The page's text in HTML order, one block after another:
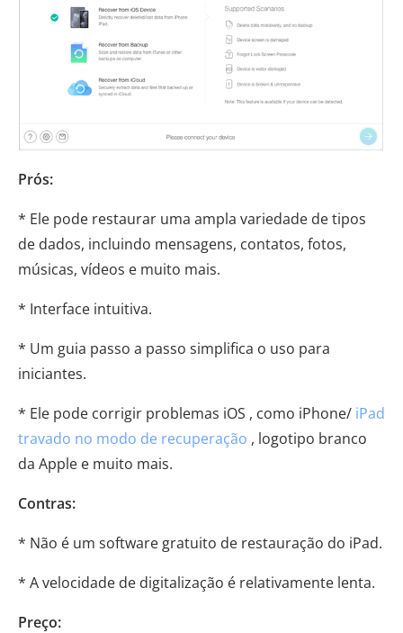
Prós:
* Ele pode restaurar uma ampla variedade de tipos
de dados, incluindo mensagens, contatos, fotos,
músicas, vídeos e muito mais.
* Interface intuitiva.
* Um guia passo a passo simplifica o uso para
iniciantes.
* Ele pode corrigir problemas iOS , como iPhone/ iPad
travado no modo de recuperação , logotipo branco
da Apple e muito mais.
Contras:
* Não é um software gratuito de restauração do iPad.
* A velocidade de digitalização é relativamente lenta.
Preço: